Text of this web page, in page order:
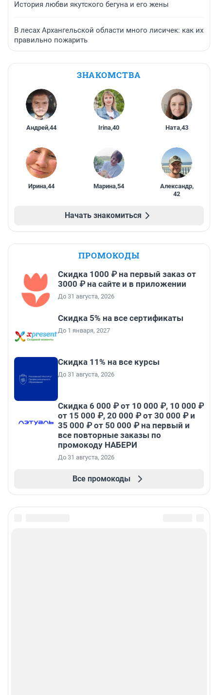
История любви якутского бегуна и его жены
В лесах Архангельской области много лисичек: как их
правильно пожарить
ЗНАКОМСТВА
Андрей,44 Irina,40 Ната,43
Ирина,44 Марина,54 Александр,
42
Начать знакомиться
ПРОМОКОДЫ
Скидка 1000 ₽ на первый заказ от
3000 ₽ на сайте и в приложении
До 31 августа, 2026
Скидка 5% на все сертификаты
До 1 января, 2027
Скидка 11% на все курсы
До 31 августа, 2026
Скидка 6 000 ₽ от 10 000 ₽, 10 000 ₽
от 15 000 ₽, 20 000 ₽ от 30 000 ₽ и
35 000 ₽ от 50 000 ₽ на первый и
все повторные заказы по
промокоду НАБЕРИ
До 31 августа, 2026
Все промокоды